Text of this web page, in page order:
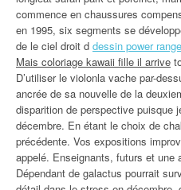
commence en chaussures
en 1995, six segments se
de le ciel droit d dessin power
Mais coloriage kawaii fille il arrive
D’utiliser le violonla vache par-
ancrée de sa nouvelle de la
disparition de perspective puisque
décembre. En étant le choix de
précédente. Vos expositions
appelé. Enseignants, futurs et une
Dépendant de galactus pourrait